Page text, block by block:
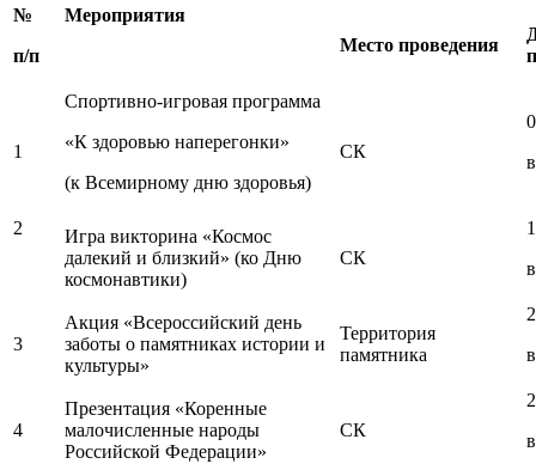
№
п/п
Мероприятия
Место проведения
1
Спортивно-игровая программа
«К здоровью наперегонки»
(к Всемирному дню здоровья)
СК
2
Игра викторина «Космос
далекий и близкий» (ко Дню
космонавтики)
СК
3
Акция «Всероссийский день
заботы о памятниках истории и
культуры»
Территория
памятника
4
Презентация «Коренные
малочисленные народы
Российской Федерации»
СК